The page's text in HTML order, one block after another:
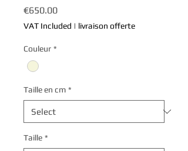
€650.00Price
VAT Included | livraison offerte
Couleur *
Taille en cm *
Taille *